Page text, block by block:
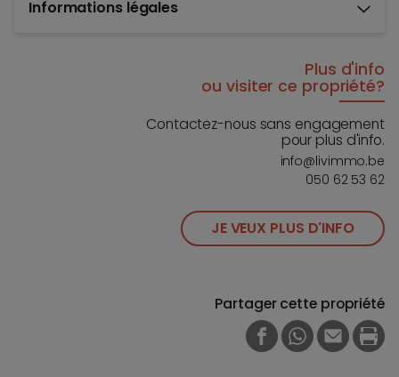
Informations légales
Plus d'info
ou visiter ce propriété?
Contactez-nous sans engagement
pour plus d'info.
info@livimmo.be
050 62 53 62
JE VEUX PLUS D'INFO
Partager cette propriété
FACEBOOK
WHATSAPP
E-MAIL